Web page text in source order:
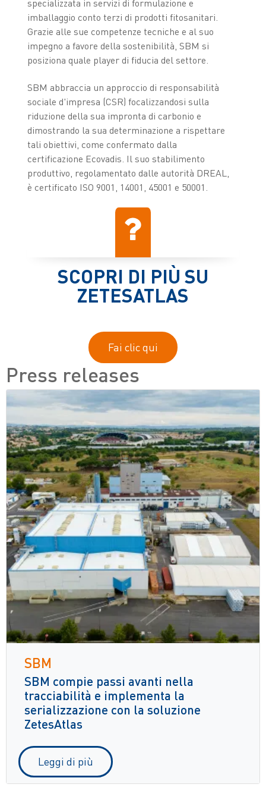
specializzata in servizi di formulazione e
imballaggio conto terzi di prodotti fitosanitari.
Grazie alle sue competenze tecniche e al suo
impegno a favore della sostenibilità, SBM si
posiziona quale player di fiducia del settore.
SBM abbraccia un approccio di responsabilità
sociale d'impresa (CSR) focalizzandosi sulla
riduzione della sua impronta di carbonio e
dimostrando la sua determinazione a rispettare
tali obiettivi, come confermato dalla
certificazione Ecovadis. Il suo stabilimento
produttivo, regolamentato dalle autorità DREAL,
è certificato ISO 9001, 14001, 45001 e 50001.
SCOPRI DI PIÙ SU
ZETESATLAS
Fai clic qui
Press releases
SBM
SBM compie passi avanti nella
tracciabilità e implementa la
serializzazione con la soluzione
ZetesAtlas
Leggi di più